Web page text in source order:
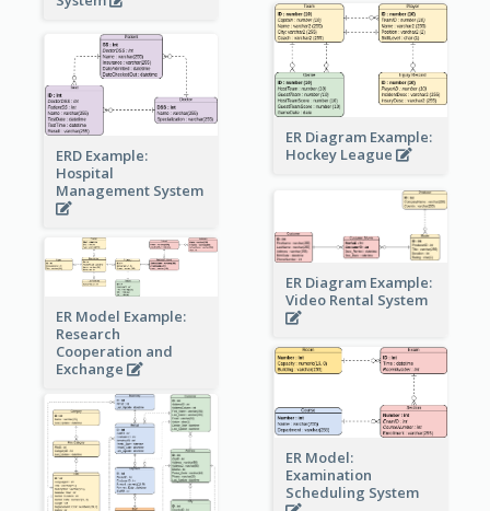
ER Diagram Example:
Hockey League
ERD Example:
Hospital
Management System
ER Diagram Example:
Video Rental System
ER Model Example:
Research
Cooperation and
Exchange
ER Model:
Examination
Scheduling System